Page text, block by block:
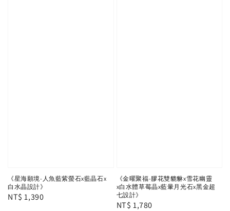
《星海願境-人魚藍紫螢石x藍晶石x
白水晶設計》
Regular
NT$ 1,390
《金曜聚福-膠花雙貔貅x雪花幽靈
x白水體草莓晶x藍暈月光石x黑金超
七設計》
Regular
NT$ 1,780